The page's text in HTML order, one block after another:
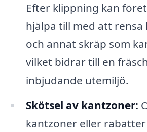
Efter klippning kan
hjälpa till med att
och annat skräp som
vilket bidrar till en
inbjudande utemiljö.
Skötsel av kantzoner:
kantzoner eller